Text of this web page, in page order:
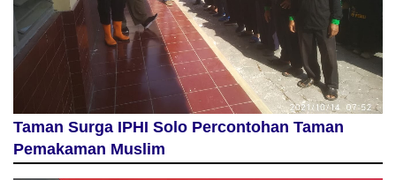
Taman Surga IPHI Solo Percontohan Taman
Pemakaman Muslim